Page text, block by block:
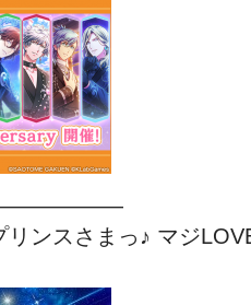
ンスさまっ♪ マジ